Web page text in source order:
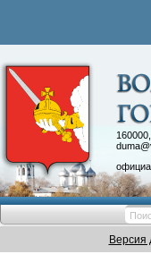
Версия